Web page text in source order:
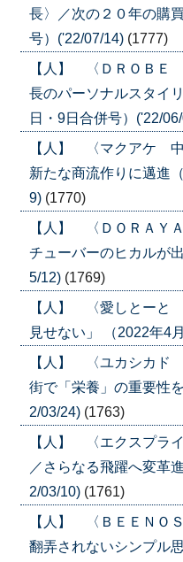
長〉／次の２０年の購
号）('22/07/14) (1777)
【人】 〈ＤＲＯＢＥ
長のパーソナルスタイ
日・9日合併号）('22/
【人】 〈マクアケ 中
新たな商流作りに邁進
9) (1770)
【人】 〈ＤＯＲＡＹ
チューバーのヒカルが
5/12) (1769)
【人】 〈愛しとーと
見せない」 （2022年4
【人】 〈ユカシカド
街で「栄養」の重要性
2/03/24) (1763)
【人】 〈エクスプラ
／さらなる飛躍へ変革
2/03/10) (1761)
【人】 〈ＢＥＥＮＯ
翻弄されないシンプル